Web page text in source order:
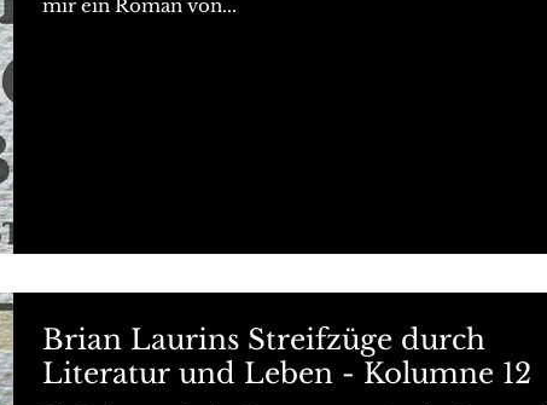
mir ein Roman von...
Brian Laurins Streifzüge durch
Literatur und Leben - Kolumne 12